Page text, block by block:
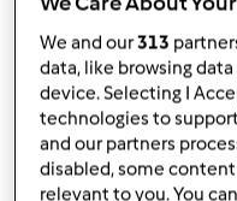
agaz79
(niezweryfikowany)
We and our313
data, like browsing
device. Selecting I
technologies to
and our partners
disabled, some content
relevant to you. You